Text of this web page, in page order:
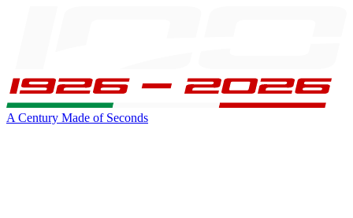
A Century Made of Seconds